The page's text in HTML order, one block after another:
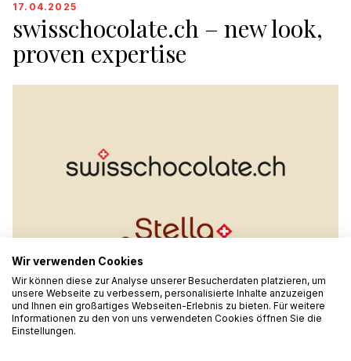
17.04.2025
swisschocolate.ch – new look,
proven expertise
Wir verwenden Cookies
Wir können diese zur Analyse unserer Besucherdaten platzieren, um
unsere Webseite zu verbessern, personalisierte Inhalte anzuzeigen
und Ihnen ein großartiges Webseiten-Erlebnis zu bieten. Für weitere
Informationen zu den von uns verwendeten Cookies öffnen Sie die
Einstellungen.